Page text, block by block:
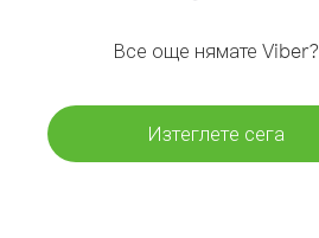
Все още нямате Viber?
Изтеглете сега